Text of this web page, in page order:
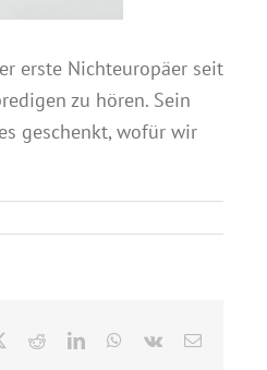
erste Nichteuropäer seit
zu hören. Sein
geschenkt, wofür wir
RedditLinkedInWhatsApp
Vk
E-